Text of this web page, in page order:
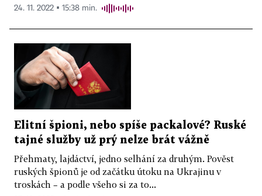
24. 11. 2022 ▪ 15:38 min.
Elitní špioni, nebo spíše packalové? Ruské
tajné služby už prý nelze brát vážně
Přehmaty, lajdáctví, jedno selhání za druhým. Pověst
ruských špionů je od začátku útoku na Ukrajinu v
troskách – a podle všeho si za to...